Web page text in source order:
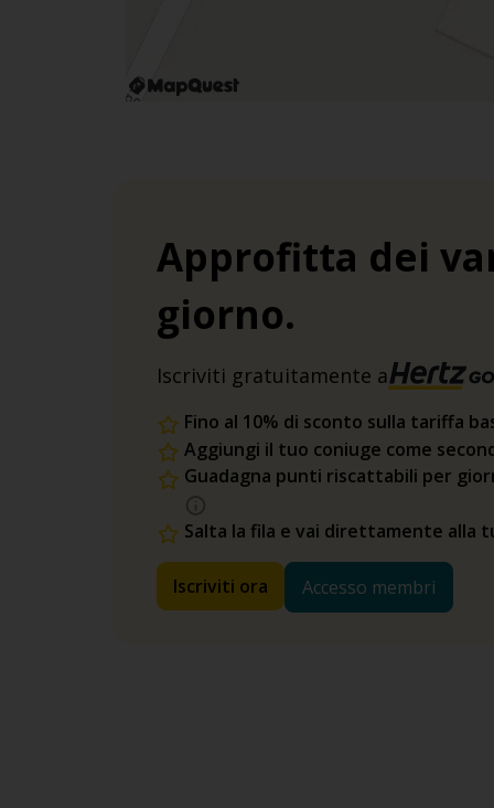
Approfitta dei
giorno.
Iscriviti gratuitamente a
Fino al 10% di sconto sulla tariffa
Aggiungi il tuo coniuge come
Guadagna punti riscattabili per
Salta la fila e vai direttamente alla
Iscriviti ora Accesso membri